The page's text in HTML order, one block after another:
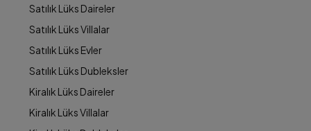
Satılık Lüks Daireler
Satılık Lüks Villalar
Satılık Lüks Evler
Satılık Lüks Dubleksler
Kiralık Lüks Daireler
Kiralık Lüks Villalar